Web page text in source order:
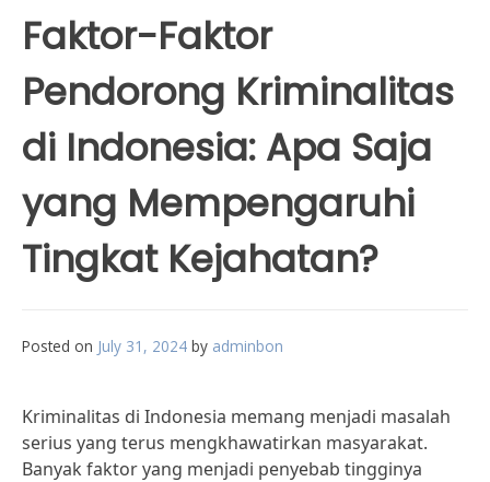
Faktor-Faktor
Pendorong Kriminalitas
di Indonesia: Apa Saja
yang Mempengaruhi
Tingkat Kejahatan?
Posted on July 31, 2024 by adminbon
Kriminalitas di Indonesia memang menjadi masalah
serius yang terus mengkhawatirkan masyarakat.
Banyak faktor yang menjadi penyebab tingginya